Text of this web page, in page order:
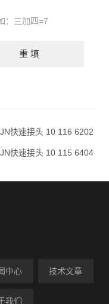
：三加四=7
快速接头 10 116 6202
快速接头 10 115 6404
中心 技术文章
我们